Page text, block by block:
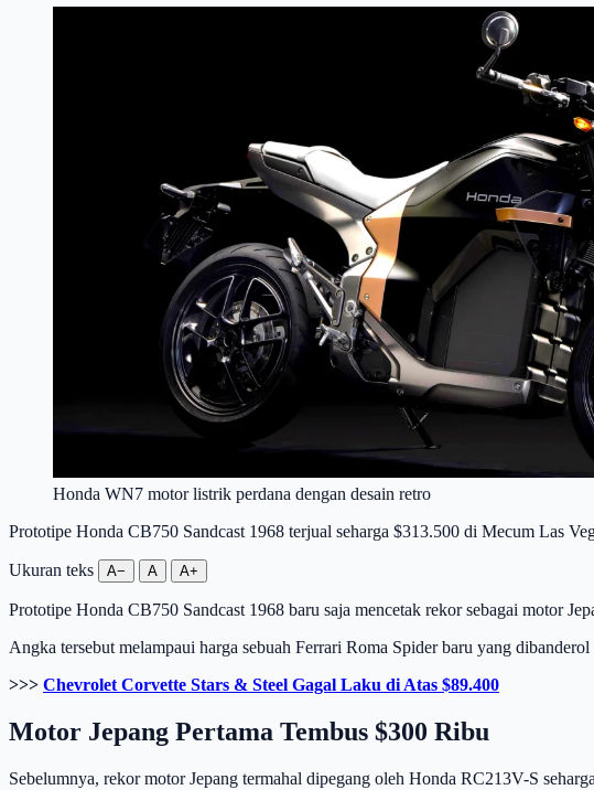
Honda WN7 motor listrik perdana dengan desain retro
Prototipe Honda CB750 Sandcast 1968 terjual seharga $313.500 di Mecum Las
Ukuran teks A− A A+
Prototipe Honda CB750 Sandcast 1968 baru saja mencetak rekor sebagai motor
Angka tersebut melampaui harga sebuah Ferrari Roma Spider baru yang
>>> Chevrolet Corvette Stars & Steel Gagal Laku di Atas $89.400
Motor Jepang Pertama Tembus $300 Ribu
Sebelumnya, rekor motor Jepang termahal dipegang oleh Honda RC213V-S